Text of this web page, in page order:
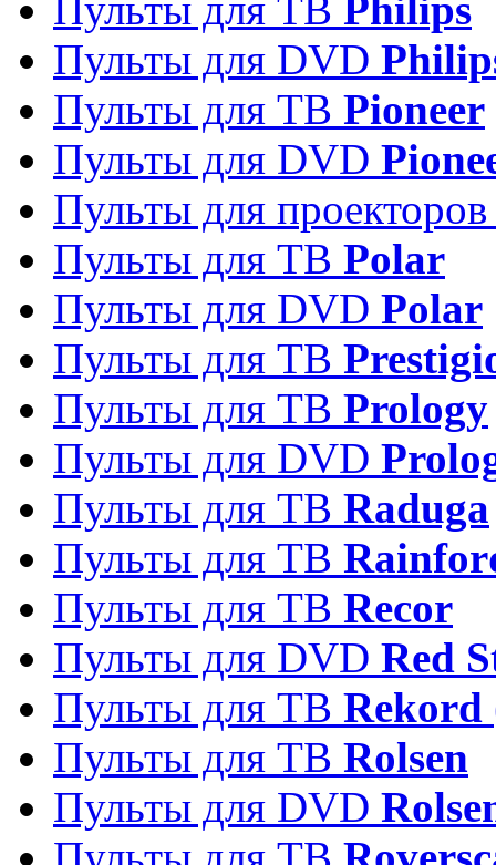
Пульты для DVD
Пульты для ТВ Pioneer
Пульты для DVD
Пульты для
Пульты для ТВ Polar
Пульты для DVD Polar
Пульты для ТВ
Пульты для ТВ Prology
Пульты для DVD
Пульты для ТВ Raduga
Пульты для ТВ
Пульты для ТВ Recor
Пульты для DVD Red
Пульты для ТВ Rekord
Пульты для ТВ Rolsen
Пульты для DVD